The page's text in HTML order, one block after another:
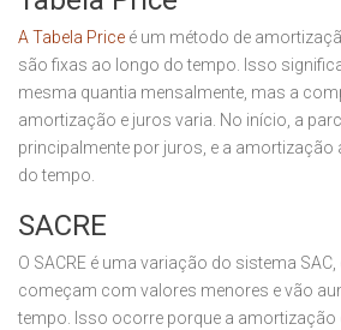
A Tabela Price é um método de
são fixas ao longo do tempo. Isso
mesma quantia mensalmente, mas a
amortização e juros varia. No início, a
principalmente por juros, e a
do tempo.
SACRE
O SACRE é uma variação do sistema
começam com valores menores e vão
tempo. Isso ocorre porque a amortização